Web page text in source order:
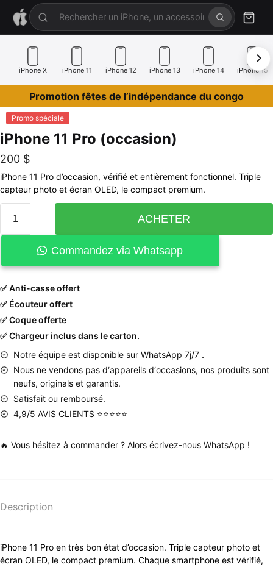
iPhone X iPhone 11 iPhone 12 iPhone 13 iPhone 14 iPhone 15
Promotion fêtes de l’indépendance du congo
Promo spéciale
iPhone 11 Pro (occasion)
200 $
iPhone 11 Pro d’occasion, vérifié et entièrement fonctionnel. Triple
capteur photo et écran OLED, le compact premium.
ACHETER
Commandez via Whatsapp
✅ Anti-casse offert
✅ Écouteur offert
✅ Coque offerte
✅ Chargeur inclus dans le carton.
Notre équipe est disponible sur WhatsApp 7j/7 .
Nous ne vendons pas d‘appareils d‘occasions, nos produits sont
neufs, originals et garantis.
Satisfait ou remboursé.
4,9/5 AVIS CLIENTS ⭐⭐⭐⭐⭐
🔥 Vous hésitez à commander ? Alors écrivez-nous WhatsApp !
Description
iPhone 11 Pro en très bon état d’occasion. Triple capteur photo et
écran OLED, le compact premium. Chaque smartphone est vérifié,